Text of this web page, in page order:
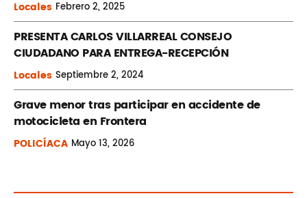
Locales Febrero2, 2025
PRESENTA CARLOS VILLARREAL CONSEJO
CIUDADANO PARA ENTREGA-RECEPCIÓN
Locales Septiembre2, 2024
Grave menor tras participar en accidente de
motocicleta en Frontera
POLICÍACA Mayo13, 2026